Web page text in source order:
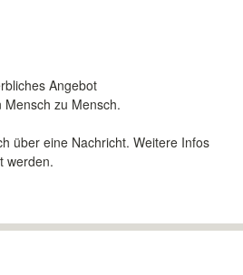
Angebot
Mensch zu Mensch.
über eine Nachricht. Weitere Infos
werden.